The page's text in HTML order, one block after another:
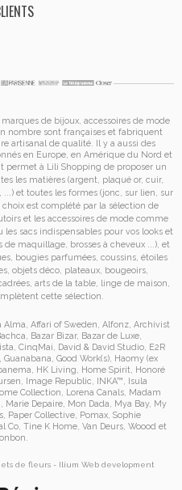
de bijoux, accessoires de mode
nombre sont françaises et fabriquent
artisanal de qualité. Il y a aussi des
en Europe, en Amérique du Nord et
permet à Lili Shopping de proposer un
les matières (argent, plaqué or, cuir,
et toutes les formes (jonc, sur lien, sur
est complété par la sélection de
et les accessoires de mode comme
les sacs indispensables pour vos looks et
maquillage, brosses à cheveux ...), et
bougies parfumées, coussins, étoiles
objets déco, plateaux, bougeoirs,
arts de la table, linge de maison,
cette sélection.
Alma Affari of Sweden Alfonz, Archivist
Bazar Bizar, Bazar de Luxe
CinqMai David & David Studio E2R
Guanabana Good Work(s), Haomy (ex
HK Living Home Spirit
Honoré
Image Republic INKA™
Isula
Collection Lorena Canals, Madam
Marie Depaire, Mon Dada Mya Bay, My
, Paper Collective, Pomax, Sophie
Co, Tine K Home, Van Deurs, Woood et
de fleurs - Ilium Web development